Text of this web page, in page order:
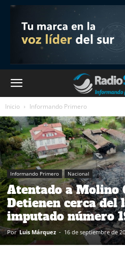
Inicio Informando Primero
Informando Primero Nacional
Atentado a Molino
Detienen cerca del
imputado número
Por Luis Márquez - 16 de septiembre de